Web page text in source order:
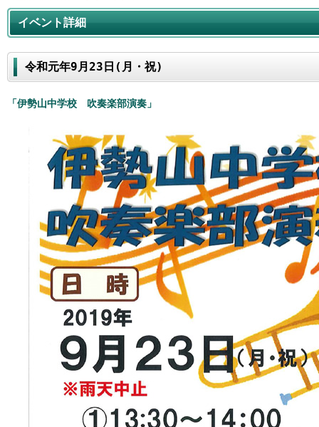
イベント詳細
令和元年9月23日(月・祝)
「伊勢山中学校 吹奏楽部演奏」